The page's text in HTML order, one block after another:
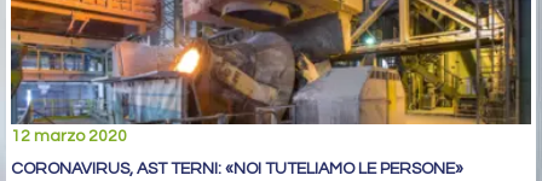
12 marzo 2020
CORONAVIRUS, AST TERNI: «NOI TUTELIAMO LE PERSONE»